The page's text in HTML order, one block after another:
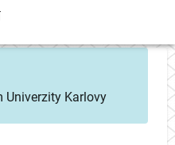
Karlovy